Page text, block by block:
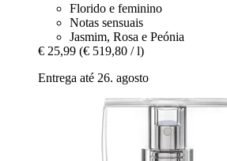
Florido e feminino
Notas sensuais
Jasmim, Rosa e Peónia
€ 25,99 (€ 519,80 / l)
Entrega até 26. agosto